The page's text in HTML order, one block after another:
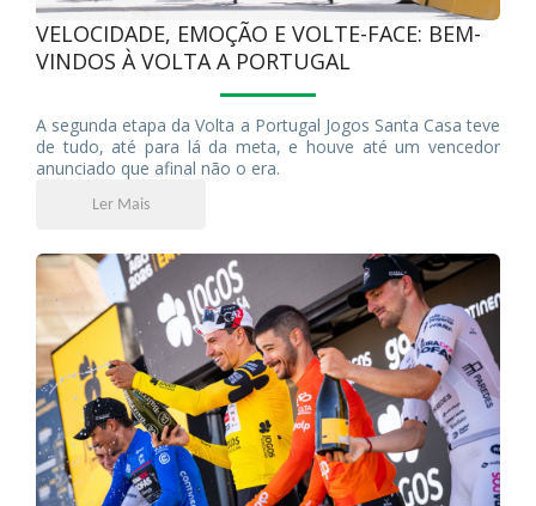
VELOCIDADE, EMOÇÃO E VOLTE-FACE: BEM-
VINDOS À VOLTA A PORTUGAL
A segunda etapa da Volta a Portugal Jogos Santa Casa teve
de tudo, até para lá da meta, e houve até um vencedor
anunciado que afinal não o era.
Ler Mais